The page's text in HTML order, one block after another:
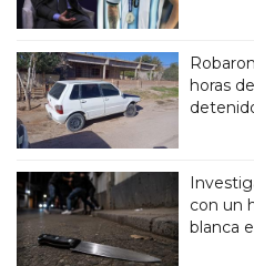
horas
con un
blanca